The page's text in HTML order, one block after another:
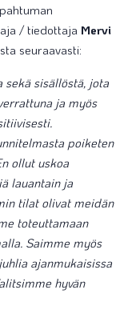
/ tiedottaja Mervi
seuraavasti:
sekä sisällöstä, jota
ja myös
poiketen
ollut uskoa
lauantain ja
tilat olivat meidän
toteuttamaan
Saimme myös
ajanmukaisissa
hyvän